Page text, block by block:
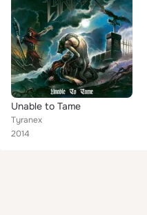
Unable to Tame
Tyranex
2014